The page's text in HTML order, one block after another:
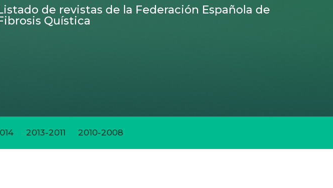
de revistas de la Federación Española de
Quística
2013-2011 2010-2008